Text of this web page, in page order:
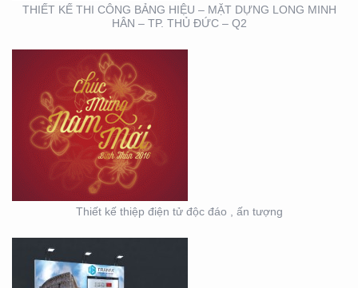
THIẾT KẾ THI CÔNG BẢNG HIỆU – MẶT DỰNG LONG MINH
HÂN – TP. THỦ ĐỨC – Q2
Thiết kế thiệp điện tử độc đáo , ấn tượng
HỘI NGHỊ KHOA HỌC
DA LIỄU MIỀN NAM 2020
(BOOTH TRANFA)